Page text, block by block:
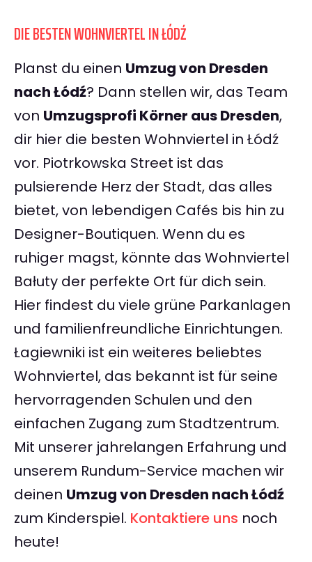
DIE BESTEN WOHNVIERTEL IN ŁÓDŹ
Planst du einen Umzug von Dresden
nach Łódź? Dann stellen wir, das Team
von Umzugsprofi Körner aus Dresden,
dir hier die besten Wohnviertel in Łódź
vor. Piotrkowska Street ist das
pulsierende Herz der Stadt, das alles
bietet, von lebendigen Cafés bis hin zu
Designer-Boutiquen. Wenn du es
ruhiger magst, könnte das Wohnviertel
Bałuty der perfekte Ort für dich sein.
Hier findest du viele grüne Parkanlagen
und familienfreundliche Einrichtungen.
Łagiewniki ist ein weiteres beliebtes
Wohnviertel, das bekannt ist für seine
hervorragenden Schulen und den
einfachen Zugang zum Stadtzentrum.
Mit unserer jahrelangen Erfahrung und
unserem Rundum-Service machen wir
deinen Umzug von Dresden nach Łódź
zum Kinderspiel. Kontaktiere uns noch
heute!